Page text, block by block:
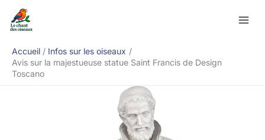
Accueil
Infos sur les oiseaux
Avis sur la majestueuse statue Saint Francis de Design
Toscano
Rechercher